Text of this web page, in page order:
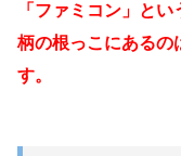
「ファミコン」と
柄の根っこにあるの
す。